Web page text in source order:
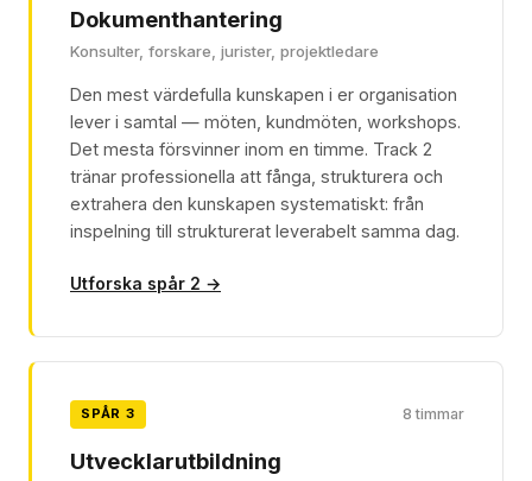
Dokumenthantering
Konsulter, forskare, jurister, projektledare
Den mest värdefulla kunskapen i er organisation
lever i samtal — möten, kundmöten, workshops.
Det mesta försvinner inom en timme. Track 2
tränar professionella att fånga, strukturera och
extrahera den kunskapen systematiskt: från
inspelning till strukturerat leverabelt samma dag.
Utforska spår 2 →
SPÅR 3 8 timmar
Utvecklarutbildning